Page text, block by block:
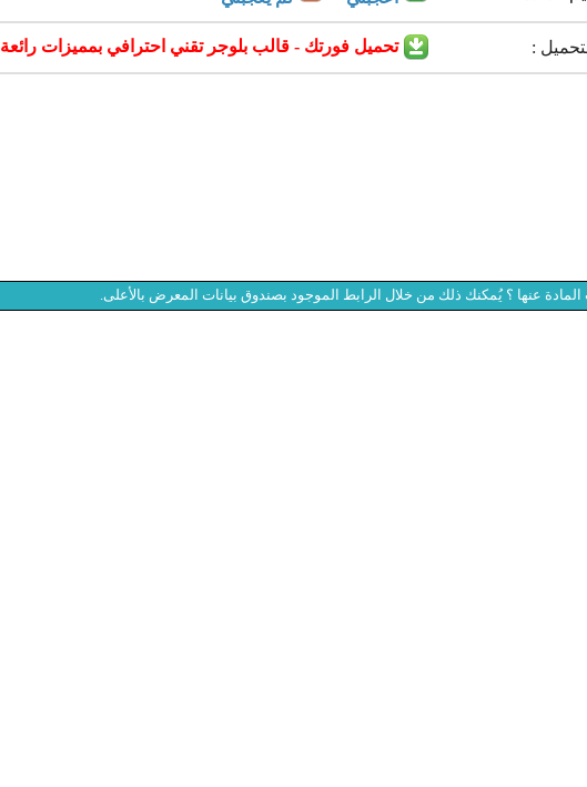
: تحميل فورتك - قالب بلوجر تقني احترافي بمميزات رائعة
عنها ؟ يُمكنك ذلك من خلال الرابط الموجود بصندوق بيانات المعرض بالأعلى.